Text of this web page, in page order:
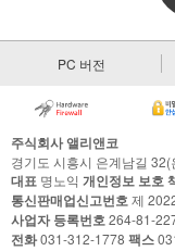
PC 버전
주식회사 앨리앤코
경기도 시흥시 은계남길
대표 명노익 개인정보 보호
통신판매업신고번호제
사업자 등록번호264-81-
전화031-312-1778 팩스